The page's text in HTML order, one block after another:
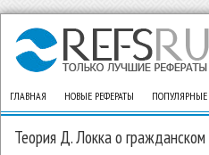
ГЛАВНАЯ НОВЫЕ РЕФЕРАТЫ ПОПУЛЯРНЫЕ
Теория Д. Локка о